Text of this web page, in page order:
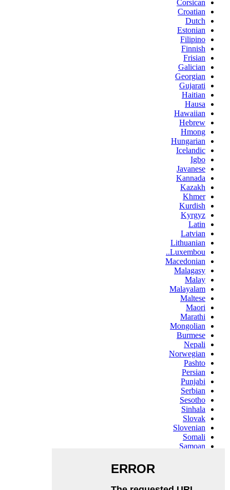
Corsican
Croatian
Dutch
Estonian
Filipino
Finnish
Frisian
Galician
Georgian
Gujarati
Haitian
Hausa
Hawaiian
Hebrew
Hmong
Hungarian
Icelandic
Igbo
Javanese
Kannada
Kazakh
Khmer
Kurdish
Kyrgyz
Latin
Latvian
Lithuanian
Luxembou..
Macedonian
Malagasy
Malay
Malayalam
Maltese
Maori
Marathi
Mongolian
Burmese
Nepali
Norwegian
Pashto
Persian
Punjabi
Serbian
Sesotho
Sinhala
Slovak
Slovenian
Somali
Samoan